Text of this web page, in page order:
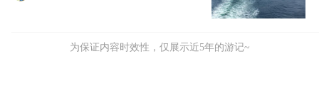
为保证内容时效性，仅展示近5年的游记~